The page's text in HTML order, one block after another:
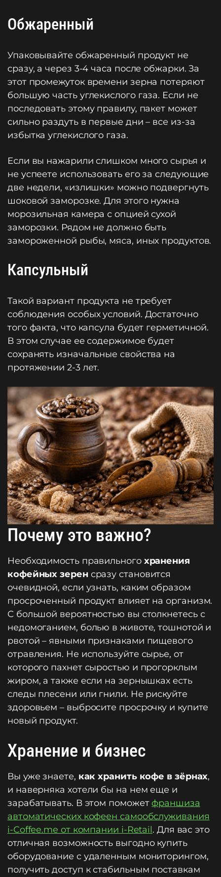
Обжаренный
Упаковывайте обжаренный продукт не
сразу, а через 3-4 часа после обжарки. За
этот промежуток времени зерна потеряют
большую часть углекислого газа. Если не
последовать этому правилу, пакет может
сильно раздуть в первые дни – все из-за
избытка углекислого газа.
Если вы нажарили слишком много сырья и
не успеете использовать его за следующие
две недели, «излишки» можно подвергнуть
шоковой заморозке. Для этого нужна
морозильная камера с опцией сухой
заморозки. Рядом не должно быть
замороженной рыбы, мяса, иных продуктов.
Капсульный
Такой вариант продукта не требует
соблюдения особых условий. Достаточно
того факта, что капсула будет герметичной.
В этом случае ее содержимое будет
сохранять изначальные свойства на
протяжении 2-3 лет.
Почему это важно?
Необходимость правильного хранения
кофейных зеренсразу становится
очевидной, если узнать, каким образом
просроченный продукт влияет на организм.
С большой вероятностью вы столкнетесь с
недомоганием, болью в животе, тошнотой и
рвотой – явными признаками пищевого
отравления. Не используйте сырье, от
которого пахнет сыростью и прогорклым
жиром, а также если на зернышках есть
следы плесени или гнили. Не рискуйте
здоровьем – выбросите просрочку и купите
новый продукт.
Хранение и бизнес
Вы уже знаете, как хранить кофе в зёрнах,
и наверняка хотели бы на нем еще и
зарабатывать. В этом поможет франшиза
автоматических кофеен самообслуживания
i-Coffee.me от компании i-Retail. Для вас это
отличная возможность выгодно купить
оборудование с удаленным мониторингом,
получить доступ к стабильным поставкам